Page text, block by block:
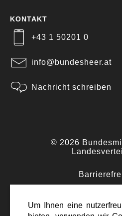
KONTAKT
+43 1 50201 0
info@bundesheer.at
Nachricht schreiben
© 2026
·
Um Ihnen eine